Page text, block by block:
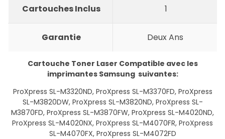
Cartouches Inclus 1
Garantie Deux Ans
Cartouche Toner Laser Compatible avec les
imprimantes Samsung suivantes:
ProXpress SL-M3320ND, ProXpress SL-M3370FD, ProXpress
SL-M3820DW, ProXpress SL-M3820ND, ProXpress SL-
M3870FD, ProXpress SL-M3870FW, ProXpress SL-M4020ND,
ProXpress SL-M4020NX, ProXpress SL-M4070FR, ProXpress
SL-M4070FX, ProXpress SL-M4072FD